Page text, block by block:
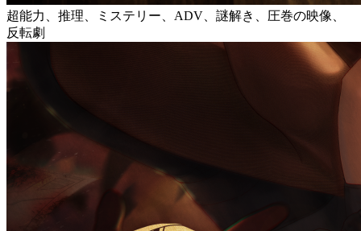
超能力、推理、ミステリー、ADV、謎解き、圧巻の映像、
反転劇